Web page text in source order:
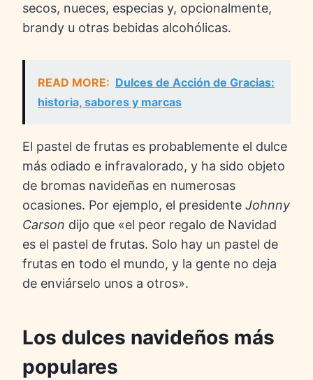
secos, nueces, especias y, opcionalmente,
brandy u otras bebidas alcohólicas.
READ MORE: Dulces de Acción de Gracias:
historia, sabores y marcas
El pastel de frutas es probablemente el dulce
más odiado e infravalorado, y ha sido objeto
de bromas navideñas en numerosas
ocasiones. Por ejemplo, el presidente Johnny
Carson dijo que «el peor regalo de Navidad
es el pastel de frutas. Solo hay un pastel de
frutas en todo el mundo, y la gente no deja
de enviárselo unos a otros».
Los dulces navideños más
populares